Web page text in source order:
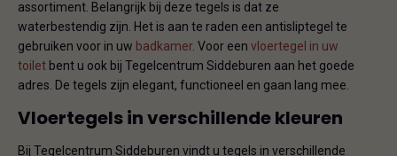
assortiment. Belangrijk bij deze tegels is dat ze
waterbestendig zijn. Het is aan te raden een antisliptegel te
gebruiken voor in uw badkamer. Voor een vloertegel in uw
toilet bent u ook bij Tegelcentrum Siddeburen aan het goede
adres. De tegels zijn elegant, functioneel en gaan lang mee.
Vloertegels in verschillende kleuren
Bij Tegelcentrum Siddeburen vindt u tegels in verschillende